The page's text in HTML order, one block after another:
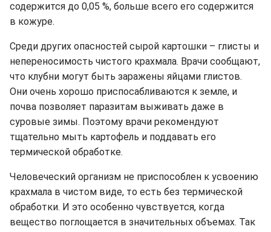
содержится до 0,05 %, больше всего его содержится
в кожуре.
Среди других опасностей сырой картошки – глисты и
непереносимость чистого крахмала. Врачи сообщают,
что клубни могут быть заражены яйцами глистов.
Они очень хорошо приспосабливаются к земле, и
почва позволяет паразитам выживать даже в
суровые зимы. Поэтому врачи рекомендуют
тщательно мыть картофель и поддавать его
термической обработке.
Человеческий организм не приспособлен к усвоению
крахмала в чистом виде, то есть без термической
обработки. И это особенно чувствуется, когда
вещество поглощается в значительных объемах. Так